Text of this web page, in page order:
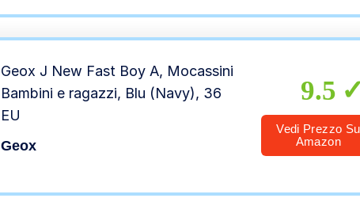
Geox J New Fast Boy A, Mocassini
Bambini e ragazzi, Blu (Navy), 36
EU
Geox
9.5
Vedi Prezzo Su
Amazon